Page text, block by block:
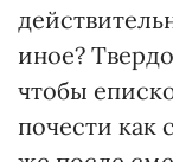
иное?
чтобы
почести как